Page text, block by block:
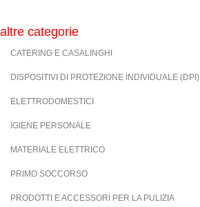
altre categorie
CATERING E CASALINGHI
DISPOSITIVI DI PROTEZIONE INDIVIDUALE (DPI)
ELETTRODOMESTICI
IGIENE PERSONALE
MATERIALE ELETTRICO
PRIMO SOCCORSO
PRODOTTI E ACCESSORI PER LA PULIZIA